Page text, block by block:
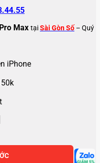
Max tạiSài Gòn Số – Quý
iPhone